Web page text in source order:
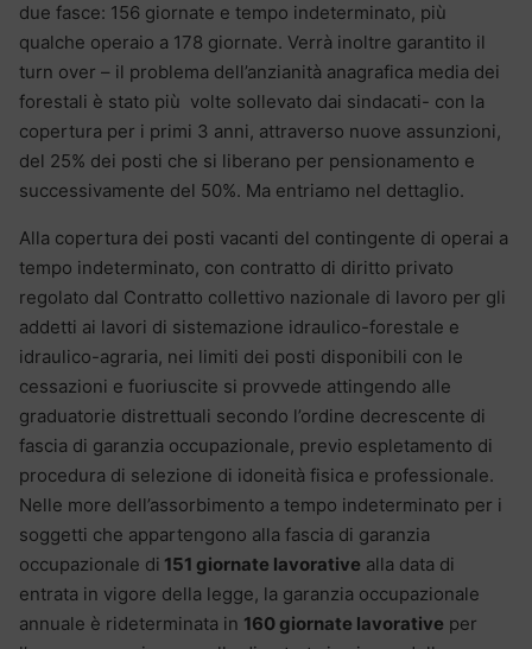
due fasce: 156 giornate e tempo indeterminato, più
qualche operaio a 178 giornate. Verrà inoltre garantito il
turn over – il problema dell’anzianità anagrafica media dei
forestali è stato più volte sollevato dai sindacati- con la
copertura per i primi 3 anni, attraverso nuove assunzioni,
del 25% dei posti che si liberano per pensionamento e
successivamente del 50%. Ma entriamo nel dettaglio.
Alla copertura dei posti vacanti del contingente di operai a
tempo indeterminato, con contratto di diritto privato
regolato dal Contratto collettivo nazionale di lavoro per gli
addetti ai lavori di sistemazione idraulico-forestale e
idraulico-agraria, nei limiti dei posti disponibili con le
cessazioni e fuoriuscite si provvede attingendo alle
graduatorie distrettuali secondo l’ordine decrescente di
fascia di garanzia occupazionale, previo espletamento di
procedura di selezione di idoneità fisica e professionale.
Nelle more dell’assorbimento a tempo indeterminato per i
soggetti che appartengono alla fascia di garanzia
occupazionale di 151 giornate lavorative alla data di
entrata in vigore della legge, la garanzia occupazionale
annuale è rideterminata in 160 giornate lavorative per